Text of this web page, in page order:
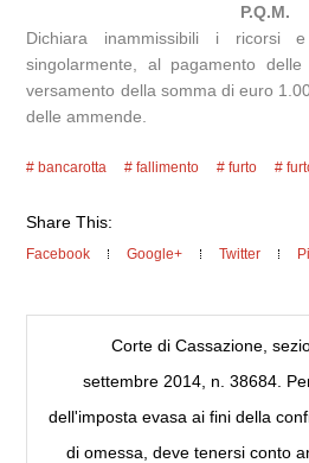
P.Q.M.
Dichiara inammissibili i ricorsi
singolarmente, al pagamento
versamento della somma di euro
delle ammende.
bancarotta fallimento furto
Share This:
Facebook Google+ Twitter
Corte di Cassazione,
settembre 2014, n. 38684.
dell'imposta evasa ai fini della
di omessa, deve tenersi conto